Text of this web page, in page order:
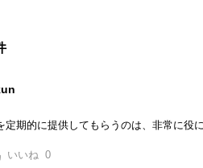
定期的に提供してもらうのは、非常に役
0